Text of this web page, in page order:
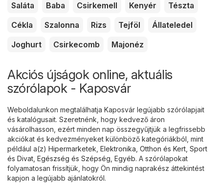
Saláta
Baba Csirkemell Kenyér
Tészta
Cékla
Szalonna Rizs Tejföl
Állateledel
Joghurt
Csirkecomb Majonéz
Akciós újságok online, aktuális
szórólapok - Kaposvár
Weboldalunkon megtalálhatja Kaposvár legújabb szórólapjait
és katalógusait. Szeretnénk, hogy kedvező áron
vásárolhasson, ezért minden nap összegyűjtjük a legfrissebb
akciókat és kedvezményeket különböző kategóriákból, mint
például a(z) Hipermarketek Elektronika Otthon és Kert Sport
és Divat Egészség és Szépség Egyéb. A szórólapokat
folyamatosan frissítjük, hogy Ön mindig naprakész áttekintést
kapjon a legújabb ajánlatokról.